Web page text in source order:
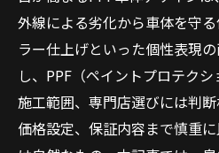
外線による劣化から車体を守
ラー仕上げといった個性表現
し、PPF（ペイントプロテク
施工範囲、専門店選びには判
価格設定、保証内容まで慎重